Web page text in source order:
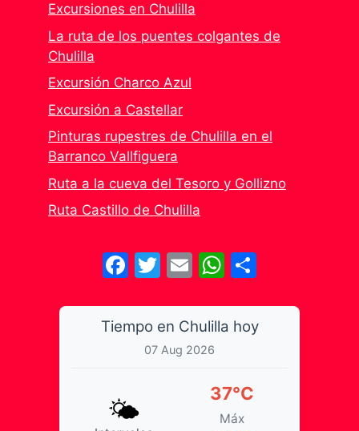
Excursiones en Chulilla
La ruta de los puentes colgantes de
Chulilla
Excursión Charco Azul
Excursión a Castellar
Pinturas rupestres de Chulilla en el
Barranco Vallfiguera
Ruta a la cueva del Tesoro y Gollizno
Ruta Castillo de Chulilla
Facebook
Twitter
EmailWhatsApp
Tiempo en Chulilla hoy
07 Aug 2026
🌤️
37°C
Máx